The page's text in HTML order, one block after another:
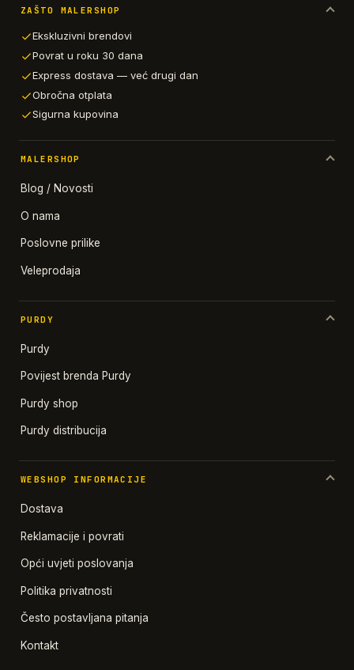
ZAŠTO MALERSHOP
Ekskluzivni brendovi
Povrat u roku 30 dana
Express dostava — već drugi dan
Obročna otplata
Sigurna kupovina
MALERSHOP
Blog / Novosti
O nama
Poslovne prilike
Veleprodaja
PURDY
Purdy
Povijest brenda Purdy
Purdy shop
Purdy distribucija
WEBSHOP INFORMACIJE
Dostava
Reklamacije i povrati
Opći uvjeti poslovanja
Politika privatnosti
Često postavljana pitanja
Kontakt